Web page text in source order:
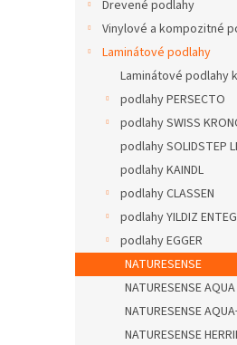
Drevené podlahy
Vinylové a kompozitné
Laminátové podlahy
Laminátové podlahy
podlahy PERSECTO
podlahy SWISS
podlahy SOLIDSTEP
podlahy KAINDL
podlahy CLASSEN
podlahy YILDIZ
podlahy EGGER
NATURESENSE
NATURESENSE AQUA
NATURESENSE
NATURESENSE